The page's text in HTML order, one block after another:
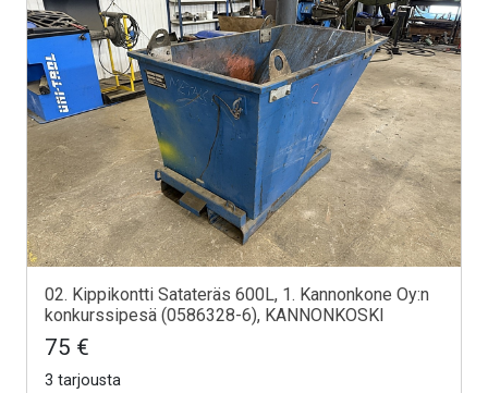
02. Kippikontti Satateräs 600L, 1. Kannonkone Oy:n
konkurssipesä (0586328-6), KANNONKOSKI
75 €
3 tarjousta